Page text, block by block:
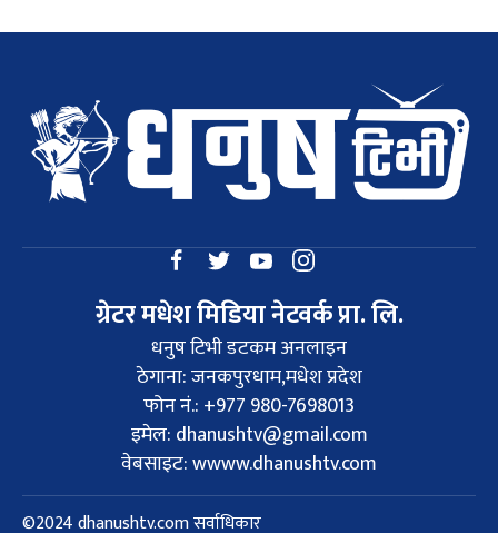
ग्रेटर मधेश मिडिया नेटवर्क प्रा. लि.
धनुष टिभी डटकम अनलाइन
ठेगाना: जनकपुरधाम,मधेश प्रदेश
फोन नं.: +977 980-7698013
इमेल: dhanushtv@gmail.com
वेबसाइट: wwww.dhanushtv.com
©2024 dhanushtv.com सर्वाधिकार